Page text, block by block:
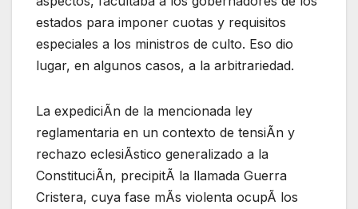
estados para imponer cuotas y requisitos
especiales a los ministros de culto. Eso dio
lugar, en algunos casos, a la arbitrariedad.
La expediciÃn de la mencionada ley
reglamentaria en un contexto de tensiÃn y
rechazo eclesiÃstico generalizado a la
ConstituciÃn, precipitÃ la llamada Guerra
Cristera, cuya fase mÃs violenta ocupÃ los